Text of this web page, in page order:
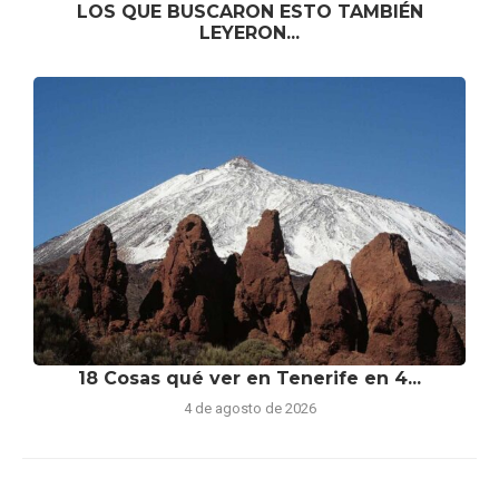
LOS QUE BUSCARON ESTO TAMBIÉN
LEYERON...
18 Cosas qué ver en Tenerife en 4...
4 de agosto de 2026